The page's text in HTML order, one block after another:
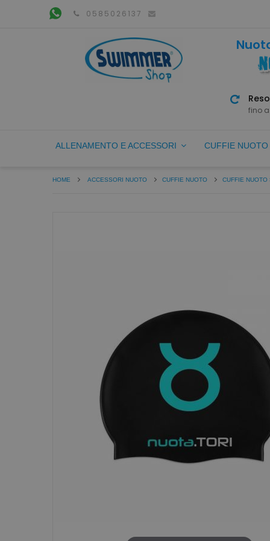
0585026137
fino
ALLENAMENTO E ACCESSORI CUFFIE NUOTO
HOME ACCESSORI NUOTO CUFFIE NUOTO CUFFIE NUOTO